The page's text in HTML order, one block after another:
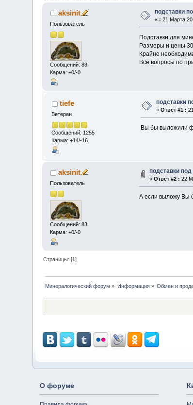
aksinit
Пользователь
Сообщений: 83
Карма: +0/-0
подставки
« : 21 Марта
Подставки для
Размеры и цены
Крайне
Все вопросы по
tiefe
Ветеран
Сообщений: 1255
Карма: +14/-16
подставки
«Ответ #1 :
Вы бы выложили
aksinit
Пользователь
Сообщений: 83
Карма: +0/-0
подставки
«Ответ #2 : 22
А если выложу Вы
Страницы: [1]
Минералогический форум » Информация» Обмен и
О форуме